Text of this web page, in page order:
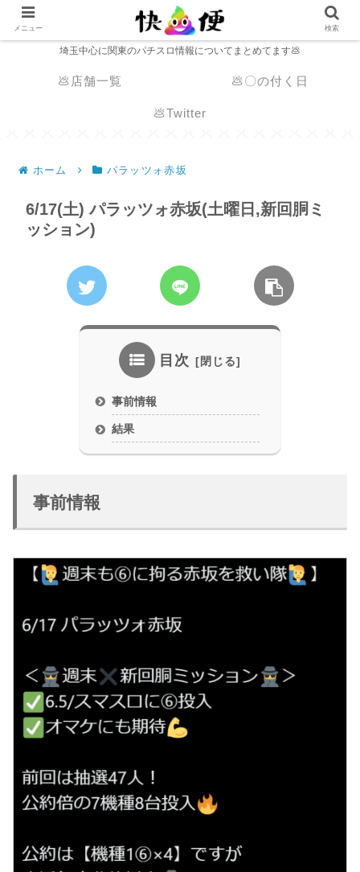
埼玉中心に関東のパチスロ情報についてまとめてます💩
💩店舗一覧 💩〇の付く日
💩Twitter
ホーム パラッツォ赤坂
6/17(土) パラッツォ赤坂(土曜日,新回胴ミ
ッション)
目次
事前情報
結果
事前情報
メニュー 検索